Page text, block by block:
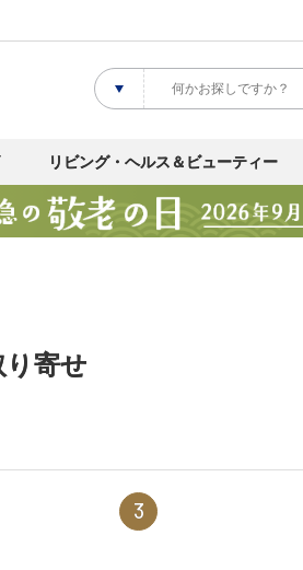
リビング・ヘルス＆ビューティー
寄せ
3